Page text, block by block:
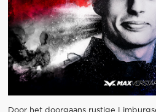
Door het doorgaans rustige